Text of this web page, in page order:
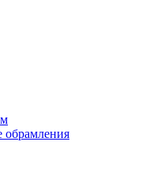
обрамления